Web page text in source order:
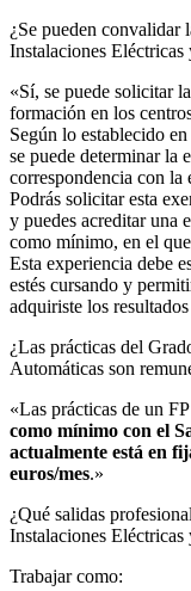
¿Se pueden convalidar
Instalaciones Eléctricas
«Sí, se puede solicitar
formación en los
Según lo establecido
se puede determinar la
correspondencia con la
Podrás solicitar esta
y puedes acreditar una
como mínimo, en el
Esta experiencia debe
estés cursando y
adquiriste los
¿Las prácticas del
Automáticas son
«Las prácticas de un
como mínimo con el
actualmente está en
euros/mes.»
¿Qué salidas
Instalaciones Eléctricas
Trabajar como: